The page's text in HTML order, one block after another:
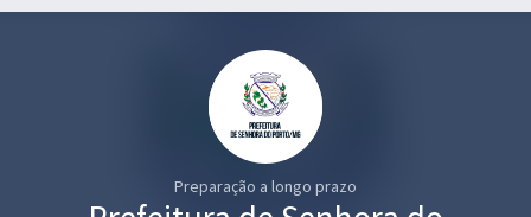
Preparação a longo prazo